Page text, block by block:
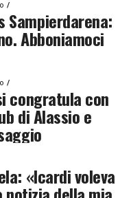
Sampierdarena:
Abboniamoci
congratula con
di Alassio e
«Icardi voleva